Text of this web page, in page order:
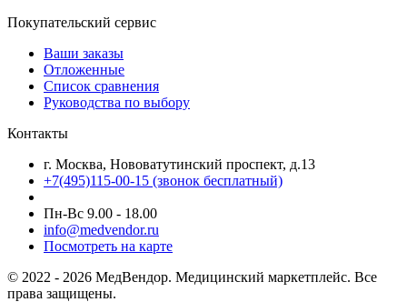
Покупательский сервис
Ваши заказы
Отложенные
Список сравнения
Руководства по выбору
Контакты
г. Москва, Нововатутинский проспект, д.13
+7(495)115-00-15 (звонок бесплатный)
Пн-Вс 9.00 - 18.00
info@medvendor.ru
Посмотреть на карте
© 2022 - 2026 МедВендор. Медицинский маркетплейс. Все
права защищены.